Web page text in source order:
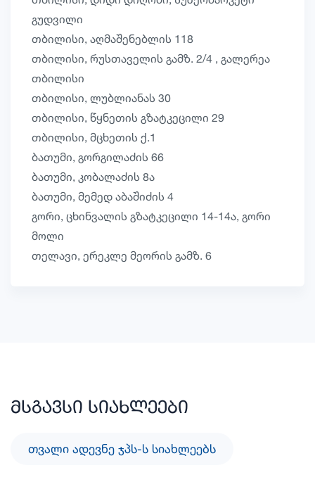
გუდვილი
თბილისი, აღმაშენებლის 118
თბილისი, რუსთაველის გამზ. 2/4 , გალერეა
თბილისი
თბილისი, ლუბლიანას 30
თბილისი, წყნეთის გზატკეცილი 29
თბილისი, მცხეთის ქ.1
ბათუმი, გორგილაძის 66
ბათუმი, კობალაძის 8ა
ბათუმი, მემედ აბაშიძის 4
გორი, ცხინვალის გზატკეცილი 14-14ა, გორი
მოლი
თელავი, ერეკლე მეორის გამზ. 6
მსგავსი სიახლეები
ᲗᲕᲐᲚᲘ ᲐᲓᲔᲕᲜᲔ ᲯᲞᲡ-Ს ᲡᲘᲐᲮᲚᲔᲔᲑᲡ